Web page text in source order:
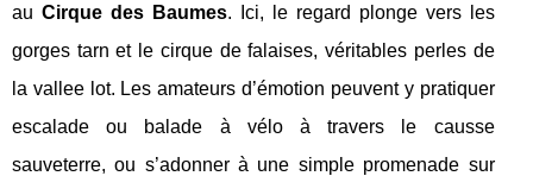
au Cirque des Baumes. Ici, le regard plonge vers les
gorges tarn et le cirque de falaises, véritables perles de
la vallee lot. Les amateurs d’émotion peuvent y pratiquer
escalade ou balade à vélo à travers le causse
sauveterre, ou s’adonner à une simple promenade sur